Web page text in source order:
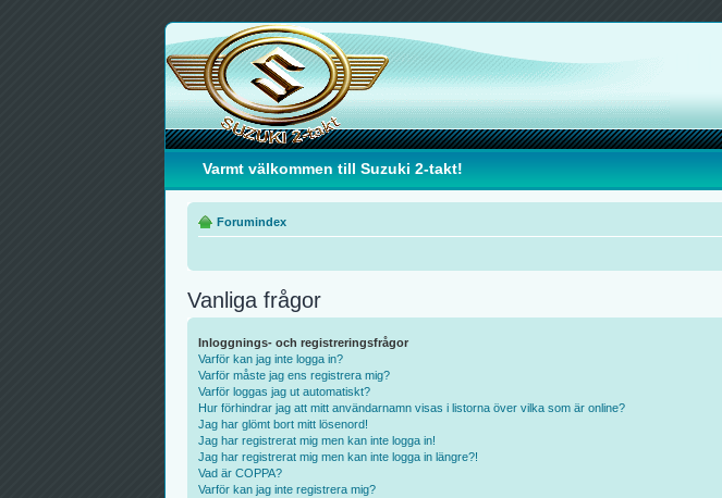
Varmt välkommen till Suzuki 2-takt!
Forumindex
Vanliga frågor
Inloggnings- och registreringsfrågor
Varför kan jag inte logga in?
Varför måste jag ens registrera mig?
Varför loggas jag ut automatiskt?
Hur förhindrar jag att mitt användarnamn visas i listorna över vilka som är online?
Jag har glömt bort mitt lösenord!
Jag har registrerat mig men kan inte logga in!
Jag har registrerat mig men kan inte logga in längre?!
Vad är COPPA?
Varför kan jag inte registrera mig?